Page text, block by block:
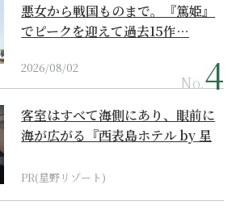
悪女から戦国ものまで。『篤姫』
でピークを迎えて過去15作…
2026/08/02
No.
客室はすべて海側にあり、眼前に
海が広がる『西表島ホテル by 星
PR(星野リゾート)